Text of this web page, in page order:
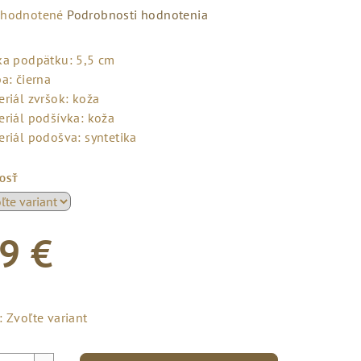
Podrobnosti hodnotenia
podpätku: 5,5 cm
čierna
zvršok: koža
podšívka: koža
podošva: syntetika
€
Zvoľte variant